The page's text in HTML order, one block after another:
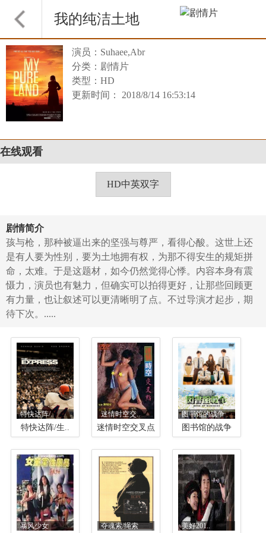
我的纯洁土地
演员：Suhaee,Abr
分类：剧情片
类型：HD
更新时间： 2018/8/14 16:53:14
在线观看
HD中英双字
剧情简介
孩与枪，那种被逼出来的坚强与尊严，看得心酸。这世上还
是有人要为性别，要为土地拥有权，为那不得安生的规矩拼
命，太难。于是这题材，如今仍然觉得心悸。内容本身有震
慑力，演员也有魅力，但确实可以拍得更好，让那些回顾更
有力量，也让叙述可以更清晰明了点。不过导演才起步，期
待下次。.....
特快达阵/..
特快达阵/生..
迷情时空交..
迷情时空交叉点
图书馆的战争
图书馆的战争
暴风少女 夺魂索/绳索 美好201..